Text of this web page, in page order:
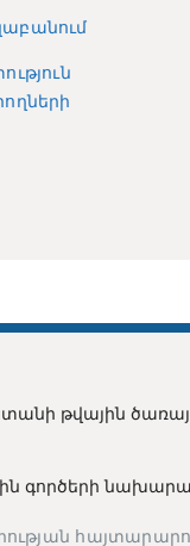
թվային
գործերի